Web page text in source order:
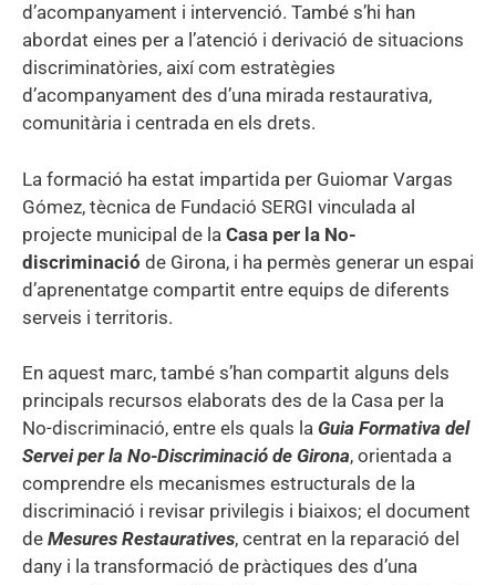
d’acompanyament i intervenció. També s’hi han
abordat eines per a l’atenció i derivació de situacions
discriminatòries, així com estratègies
d’acompanyament des d’una mirada restaurativa,
comunitària i centrada en els drets.
La formació ha estat impartida per Guiomar Vargas
Gómez, tècnica de Fundació SERGI vinculada al
projecte municipal de la Casa per la No-
discriminació de Girona, i ha permès generar un espai
d’aprenentatge compartit entre equips de diferents
serveis i territoris.
En aquest marc, també s’han compartit alguns dels
principals recursos elaborats des de la Casa per la
No-discriminació, entre els quals la Guia Formativa del
Servei per la No-Discriminació de Girona, orientada a
comprendre els mecanismes estructurals de la
discriminació i revisar privilegis i biaixos; el document
de Mesures Restauratives, centrat en la reparació del
dany i la transformació de pràctiques des d’una